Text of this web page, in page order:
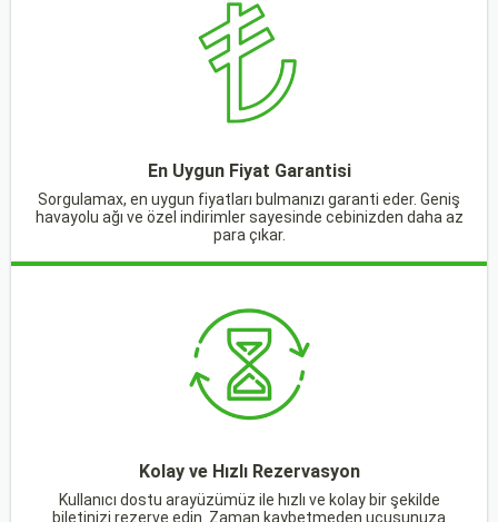
En Uygun Fiyat Garantisi
Sorgulamax, en uygun fiyatları bulmanızı garanti eder. Geniş
havayolu ağı ve özel indirimler sayesinde cebinizden daha az
para çıkar.
Kolay ve Hızlı Rezervasyon
Kullanıcı dostu arayüzümüz ile hızlı ve kolay bir şekilde
biletinizi rezerve edin. Zaman kaybetmeden uçuşunuza